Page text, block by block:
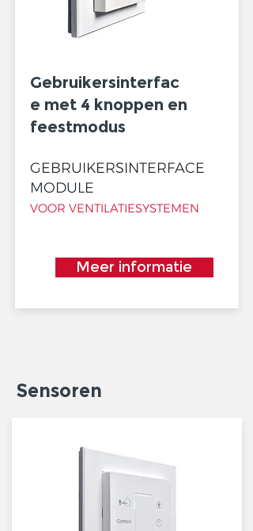
Gebruikersinterfac
e met 4 knoppen en
feestmodus
GEBRUIKERSINTERFACE
MODULE
VOOR VENTILATIESYSTEMEN
Meer informatie
Sensoren